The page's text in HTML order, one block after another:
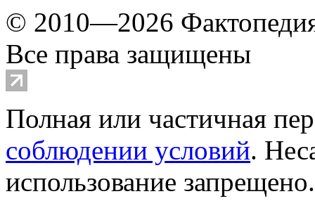
© 2010—2026
Все права защищены
Полная или частичная
соблюдении условий.
использование